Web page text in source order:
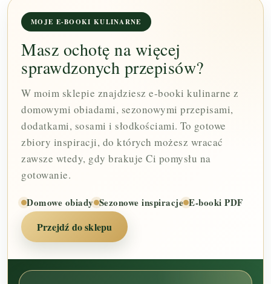
MOJE E-BOOKI KULINARNE
Masz ochotę na więcej
sprawdzonych przepisów?
W moim sklepie znajdziesz e-booki kulinarne z
domowymi obiadami, sezonowymi przepisami,
dodatkami, sosami i słodkościami. To gotowe
zbiory inspiracji, do których możesz wracać
zawsze wtedy, gdy brakuje Ci pomysłu na
gotowanie.
Domowe obiady Sezonowe inspiracje E-booki PDF
Przejdź do sklepu